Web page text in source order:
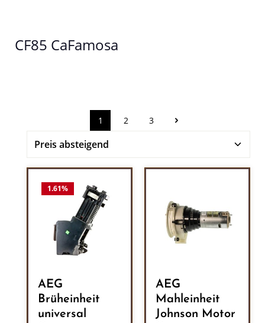
CF85 CaFamosa
Seite
1 Seite
2 Seite
3
1.61%
AEG
Brüheinheit
universal
AEG
Mahleinheit
Johnson Motor